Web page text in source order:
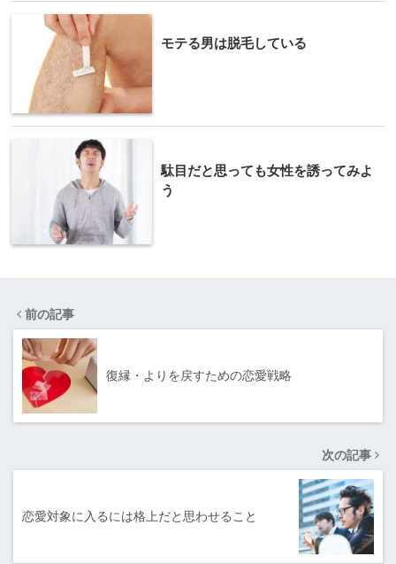
モテる男は脱毛している
駄目だと思っても女性を誘ってみよ
う
前の記事
復縁・よりを戻すための恋愛戦略
次の記事
恋愛対象に入るには格上だと思わせること